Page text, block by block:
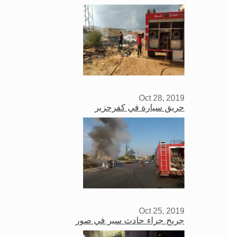
Oct 28, 2019
حريق سيارة في كفرحزير
Oct 25, 2019
جريح جراء حادث سير في صور